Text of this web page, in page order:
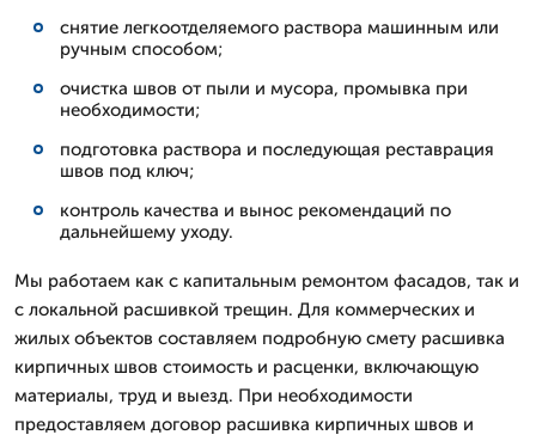
снятие легкоотделяемого раствора машинным или
ручным способом;
очистка швов от пыли и мусора, промывка при
необходимости;
подготовка раствора и последующая реставрация
швов под ключ;
контроль качества и вынос рекомендаций по
дальнейшему уходу.
Мы работаем как с капитальным ремонтом фасадов, так и
с локальной расшивкой трещин. Для коммерческих и
жилых объектов составляем подробную смету расшивка
кирпичных швов стоимость и расценки, включающую
материалы, труд и выезд. При необходимости
предоставляем договор расшивка кирпичных швов и